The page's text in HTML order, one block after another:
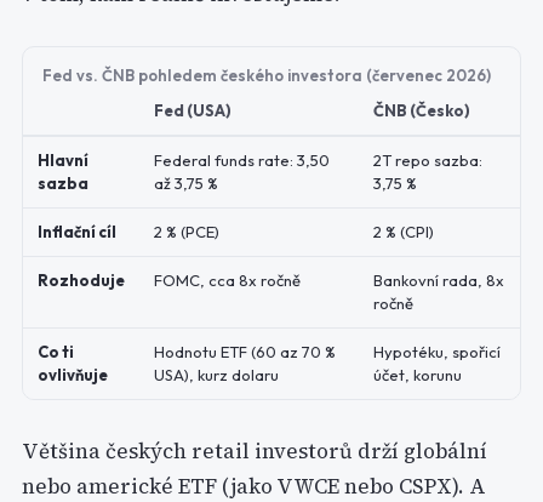
Fed vs. ČNB pohledem českého investora (červenec 2026)
Fed (USA)
ČNB (Česko)
Hlavní
sazba
Federal funds rate: 3,50
až 3,75 %
2T repo sazba:
3,75 %
Inflační cíl 2 % (PCE) 2 % (CPI)
Rozhoduje FOMC, cca 8x ročně
Bankovní rada, 8x
ročně
Co ti
ovlivňuje
Hodnotu ETF (60 az 70 %
USA), kurz dolaru
Hypotéku, spořicí
účet, korunu
Většina českých retail investorů drží globální
nebo americké ETF (jako VWCE nebo CSPX). A